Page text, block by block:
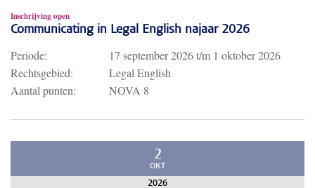
Inschrijving open
Communicating in Legal English najaar 2026
Periode: 17 september 2026t/m 1 oktober 2026
Rechtsgebied:
Legal English
Aantal punten:
NOVA 8
2
OKT
2026